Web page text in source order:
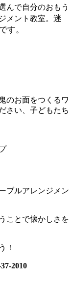
んで自分のおもう
メント教室。 迷
す。
のお面をつくるワ
さい、子どもたち
ブルアレンジメン
ことで懐かしさを
！
2010